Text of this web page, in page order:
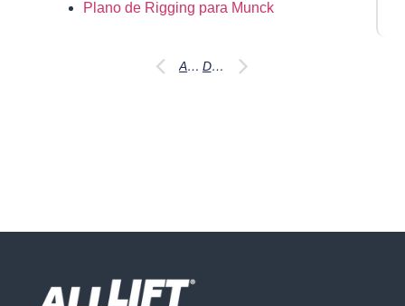
Plano de Rigging para Munck
Antes Depois